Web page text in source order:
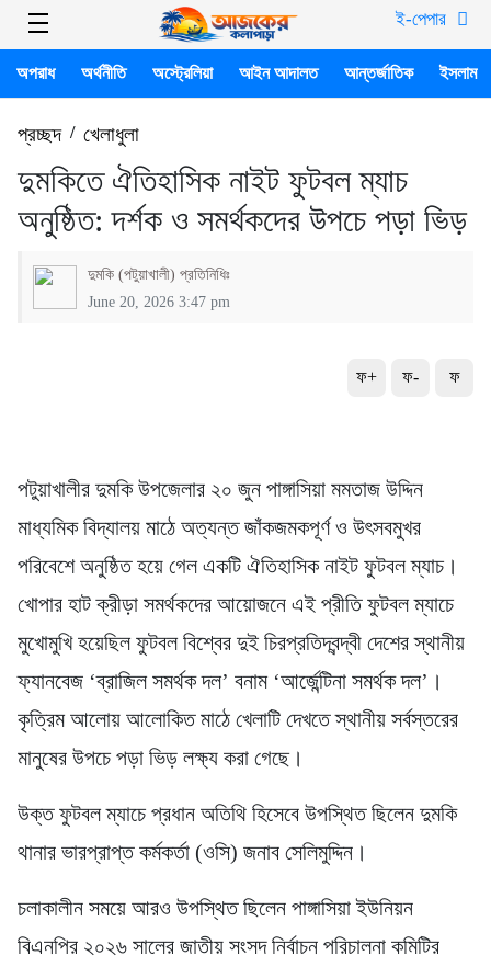
ই-পেপার
অপরাধ অর্থনীতি অস্ট্রেলিয়া আইন আদালত আন্তর্জাতিক ইসলাম
প্রচ্ছদ/ খেলাধুলা
দুমকিতে ঐতিহাসিক নাইট ফুটবল ম্যাচ
অনুষ্ঠিত: দর্শক ও সমর্থকদের উপচে পড়া ভিড়
দুমকি (পটুয়াখালী) প্রতিনিধিঃ
June 20, 2026 3:47 pm
ফ+ ফ- ফ
পটুয়াখালীর দুমকি উপজেলার ২০ জুন পাঙ্গাসিয়া মমতাজ উদ্দিন
মাধ্যমিক বিদ্যালয় মাঠে অত্যন্ত জাঁকজমকপূর্ণ ও উৎসবমুখর
পরিবেশে অনুষ্ঠিত হয়ে গেল একটি ঐতিহাসিক নাইট ফুটবল ম্যাচ।
খোপার হাট ক্রীড়া সমর্থকদের আয়োজনে এই প্রীতি ফুটবল ম্যাচে
মুখোমুখি হয়েছিল ফুটবল বিশ্বের দুই চিরপ্রতিদ্বন্দ্বী দেশের স্থানীয়
ফ্যানবেজ ‘ব্রাজিল সমর্থক দল’ বনাম ‘আর্জেন্টিনা সমর্থক দল’।
কৃত্রিম আলোয় আলোকিত মাঠে খেলাটি দেখতে স্থানীয় সর্বস্তরের
মানুষের উপচে পড়া ভিড় লক্ষ্য করা গেছে।
উক্ত ফুটবল ম্যাচে প্রধান অতিথি হিসেবে উপস্থিত ছিলেন দুমকি
থানার ভারপ্রাপ্ত কর্মকর্তা (ওসি) জনাব সেলিমুদ্দিন।
চলাকালীন সময়ে আরও উপস্থিত ছিলেন পাঙ্গাসিয়া ইউনিয়ন
বিএনপির ২০২৬ সালের জাতীয় সংসদ নির্বাচন পরিচালনা কমিটির